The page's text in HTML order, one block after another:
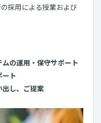
採用による授業および
の運用・保守サポート
ート
し、ご提案